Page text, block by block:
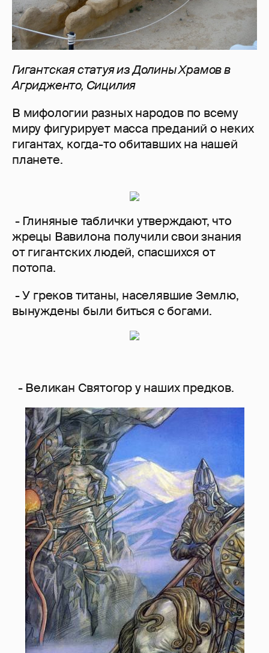
Гигантская статуя из Долины Храмов в
Агридженто, Cицилия
В мифологии разных народов по всему
миру фигурирует масса преданий о неких
гигантах, когда-то обитавших на нашей
планете.
- Глиняные таблички утверждают, что
жрецы Вавилона получили свои знания
от гигантских людей, спасшихся от
потопа.
- У греков титаны, населявшие Землю,
вынуждены были биться с богами.
- Великан Святогор у наших предков.